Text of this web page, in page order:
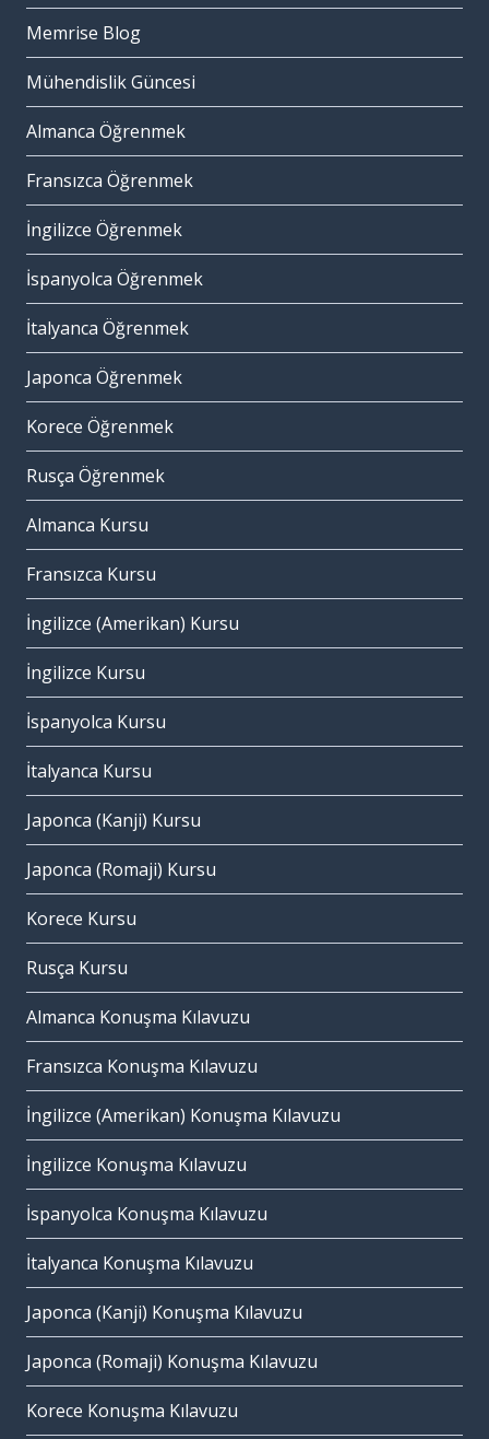
Memrise Blog
Mühendislik Güncesi
Almanca Öğrenmek
Fransızca Öğrenmek
İngilizce Öğrenmek
İspanyolca Öğrenmek
İtalyanca Öğrenmek
Japonca Öğrenmek
Korece Öğrenmek
Rusça Öğrenmek
Almanca Kursu
Fransızca Kursu
İngilizce (Amerikan) Kursu
İngilizce Kursu
İspanyolca Kursu
İtalyanca Kursu
Japonca (Kanji) Kursu
Japonca (Romaji) Kursu
Korece Kursu
Rusça Kursu
Almanca Konuşma Kılavuzu
Fransızca Konuşma Kılavuzu
İngilizce (Amerikan) Konuşma Kılavuzu
İngilizce Konuşma Kılavuzu
İspanyolca Konuşma Kılavuzu
İtalyanca Konuşma Kılavuzu
Japonca (Kanji) Konuşma Kılavuzu
Japonca (Romaji) Konuşma Kılavuzu
Korece Konuşma Kılavuzu